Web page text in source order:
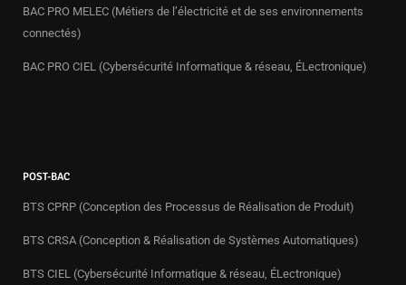
BAC PRO MELEC (Métiers de l’électricité et de ses environnements
connectés)
BAC PRO CIEL (Cybersécurité Informatique & réseau, ÉLectronique)
POST-BAC
BTS CPRP (Conception des Processus de Réalisation de Produit)
BTS CRSA (Conception & Réalisation de Systèmes Automatiques)
BTS CIEL (Cybersécurité Informatique & réseau, ÉLectronique)